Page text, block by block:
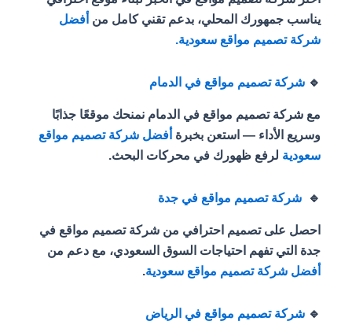
يناسب جمهورك المحلي، بدعم تقني كامل منأفضل
شركة تصميم مواقع سعودية.
🔹 شركة تصميم مواقع في الدمام
مع شركة تصميم مواقع في الدمام نمنحك موقعًا جذابًا
وسريع الأداء — استعن بخبرة أفضل شركة تصميم مواقع
سعوديةلرفع ظهورك في محركات البحث.
🔹 شركة تصميم مواقع في جدة
احصل على تصميم احترافي من شركة تصميم مواقع في
جدة التي تفهم احتياجات السوق السعودي، مع دعم من
أفضل شركة تصميم مواقع سعودية.
🔹 شركة تصميم مواقع في الرياض